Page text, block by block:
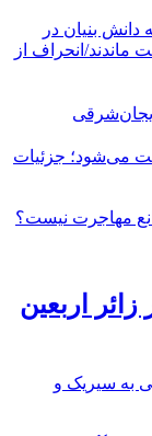
دانش بنیان در
انحراف از
می‌شود؛ جزئیات
مهاجرت نیست؟
اعزام ۲۱ هزار زائر اربعین